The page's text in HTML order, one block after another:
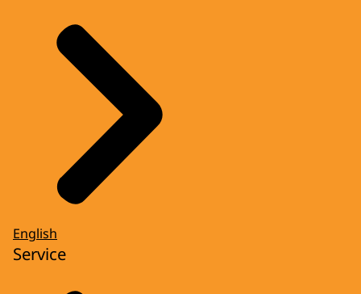
English
Service